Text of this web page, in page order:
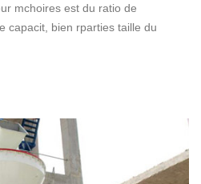
mchoires est du ratio de
capacit, bien rparties taille du